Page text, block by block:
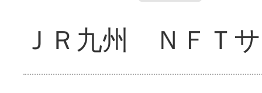
ＪＲ九州 ＮＦＴ